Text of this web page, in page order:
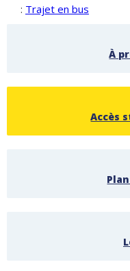
: Trajet en bus
À
Accès